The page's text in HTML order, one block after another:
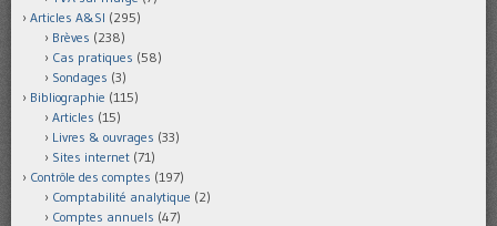
Articles A&SI (295)
Brèves (238)
Cas pratiques (58)
Sondages (3)
Bibliographie (115)
Articles (15)
Livres & ouvrages (33)
Sites internet (71)
Contrôle des comptes (197)
Comptabilité analytique (2)
Comptes annuels (47)